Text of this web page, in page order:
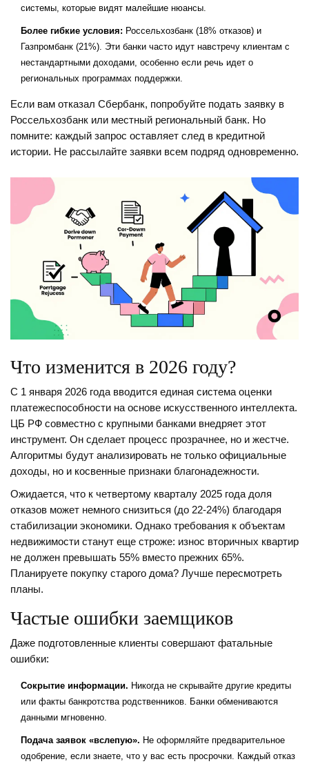
системы, которые видят малейшие нюансы.
Более гибкие условия: Россельхозбанк (18% отказов) и
Газпромбанк (21%). Эти банки часто идут навстречу клиентам с
нестандартными доходами, особенно если речь идет о
региональных программах поддержки.
Если вам отказал Сбербанк, попробуйте подать заявку в
Россельхозбанк или местный региональный банк. Но
помните: каждый запрос оставляет след в кредитной
истории. Не рассылайте заявки всем подряд одновременно.
Что изменится в 2026 году?
С 1 января 2026 года вводится единая система оценки
платежеспособности на основе искусственного интеллекта.
ЦБ РФ совместно с крупными банками внедряет этот
инструмент. Он сделает процесс прозрачнее, но и жестче.
Алгоритмы будут анализировать не только официальные
доходы, но и косвенные признаки благонадежности.
Ожидается, что к четвертому кварталу 2025 года доля
отказов может немного снизиться (до 22-24%) благодаря
стабилизации экономики. Однако требования к объектам
недвижимости станут еще строже: износ вторичных квартир
не должен превышать 55% вместо прежних 65%.
Планируете покупку старого дома? Лучше пересмотреть
планы.
Частые ошибки заемщиков
Даже подготовленные клиенты совершают фатальные
ошибки:
Сокрытие информации. Никогда не скрывайте другие кредиты
или факты банкротства родственников. Банки обмениваются
данными мгновенно.
Подача заявок «вслепую». Не оформляйте предварительное
одобрение, если знаете, что у вас есть просрочки. Каждый отказ